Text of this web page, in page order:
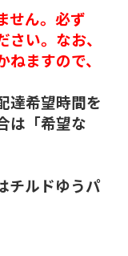
せん。必ず
さい。なお、
ますので、
達希望時間を
は「希望な
チルドゆうパ